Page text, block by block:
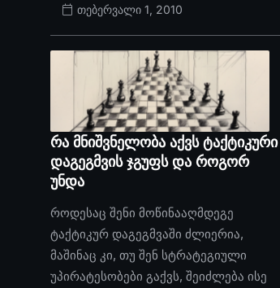
თებერვალი 1, 2010
რა მნიშვნელობა აქვს ტაქტიკური
დაგეგმვის ჯგუფს და როგორ
უნდა
როდესაც შენი მოწინააღმდეგე
ტაქტიკურ დაგეგმვაში ძლიერია,
მაშინაც კი, თუ შენ სტრატეგიული
უპირატესობები გაქვს, შეიძლება ისე